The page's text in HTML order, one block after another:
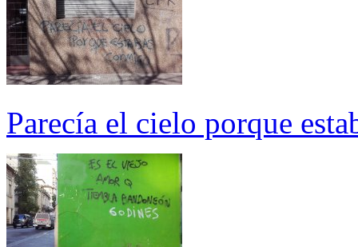
Parecía el cielo porque